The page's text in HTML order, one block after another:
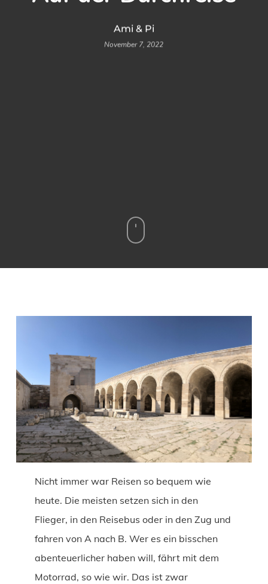
Ami & Pi
November 7, 2022
Nicht immer war Reisen so bequem wie
heute. Die meisten setzen sich in den
Flieger, in den Reisebus oder in den Zug und
fahren von A nach B. Wer es ein bisschen
abenteuerlicher haben will, fährt mit dem
Motorrad, so wie wir. Das ist zwar